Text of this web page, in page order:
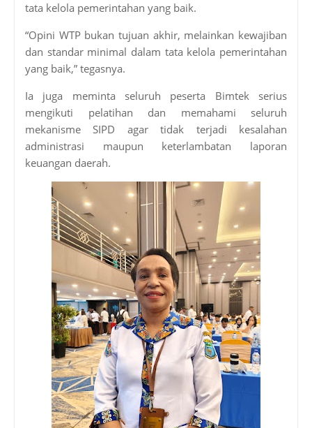
tata kelola pemerintahan yang baik.
“Opini WTP bukan tujuan akhir, melainkan kewajiban
dan standar minimal dalam tata kelola pemerintahan
yang baik,” tegasnya.
Ia juga meminta seluruh peserta Bimtek serius
mengikuti pelatihan dan memahami seluruh
mekanisme SIPD agar tidak terjadi kesalahan
administrasi maupun keterlambatan laporan
keuangan daerah.